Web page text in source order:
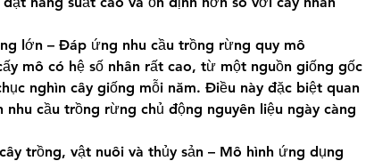
lớn – Đáp ứng nhu cầu trồng rừng quy mô
mô có hệ số nhân rất cao, từ một nguồn giống gốc
nghìn cây giống mỗi năm. Điều này đặc biệt quan
cầu trồng rừng chủ động nguyên liệu ngày càng
trồng, vật nuôi và thủy sản – Mô hình ứng dụng